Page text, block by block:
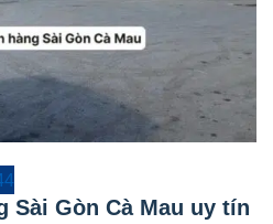
Sài Gòn Cà Mau uy tín